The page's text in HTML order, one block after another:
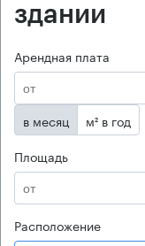
здании
Арендная плата
в месяц
м² в год
Площадь
Расположение